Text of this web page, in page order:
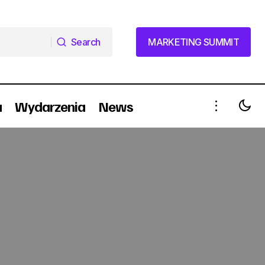
Search
MARKETING SUMMIT
MARKETING SUMMIT
Wydarzenia News